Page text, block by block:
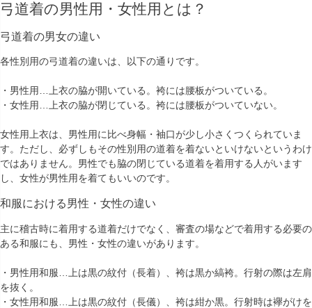
弓道着の男性用・女性用とは？
弓道着の男女の違い
各性別用の弓道着の違いは、以下の通りです。
・男性用…上衣の脇が開いている。袴には腰板がついている。
・女性用…上衣の脇が閉じている。袴には腰板がついていない。
女性用上衣は、男性用に比べ身幅・袖口が少し小さくつくられていま
す。ただし、必ずしもその性別用の道着を着ないといけないというわけ
ではありません。男性でも脇の閉じている道着を着用する人がいます
し、女性が男性用を着てもいいのです。
和服における男性・女性の違い
主に稽古時に着用する道着だけでなく、審査の場などで着用する必要の
ある和服にも、男性・女性の違いがあります。
・男性用和服…上は黒の紋付（長着）、袴は黒か縞袴。行射の際は左肩
を抜く。
・女性用和服…上は黒の紋付（長儀）、袴は紺か黒。行射時は襷がけを